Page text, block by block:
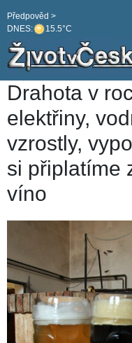
DNES: 15.5°C
Předpověd >
Drahota v
elektřiny,
vzrostly,
si připlatíme
víno